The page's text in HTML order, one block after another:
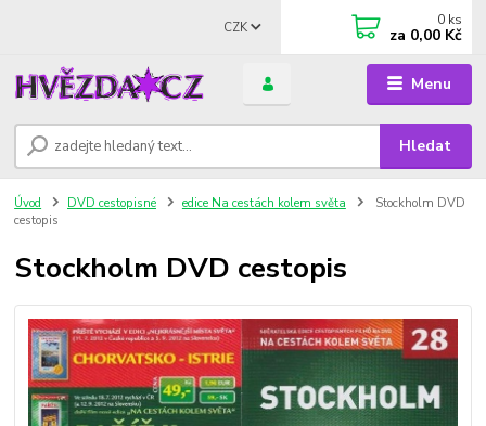
Menu
CZK
Hledat
0 ks
za 0,00 Kč
Úvod DVD cestopisné edice Na cestách kolem světa
Stockholm DVD
cestopis
Stockholm DVD cestopis